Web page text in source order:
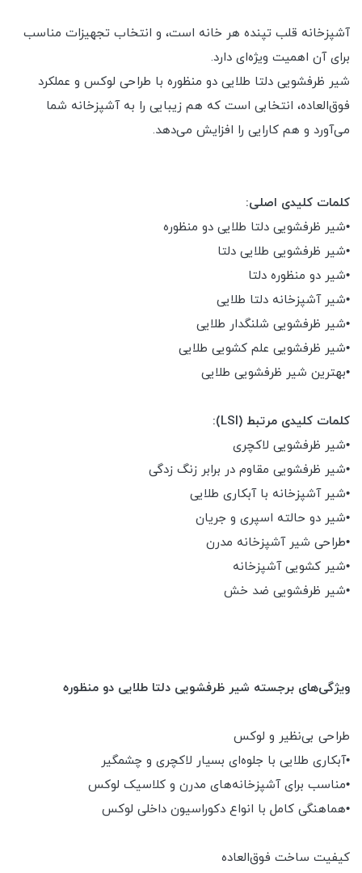
آشپزخانه قلب تپنده هر خانه است، و انتخاب تجهیزات مناسب
برای آن اهمیت ویژه‌ای دارد.
شیر ظرفشویی دلتا طلایی دو منظوره با طراحی لوکس و عملکرد
فوق‌العاده، انتخابی است که هم زیبایی را به آشپزخانه شما
می‌آورد و هم کارایی را افزایش می‌دهد.
کلمات کلیدی اصلی:
•شیر ظرفشویی دلتا طلایی دو منظوره
•شیر ظرفشویی طلایی دلتا
•شیر دو منظوره دلتا
•شیر آشپزخانه دلتا طلایی
•شیر ظرفشویی شلنگدار طلایی
•شیر ظرفشویی علم کشویی طلایی
•بهترین شیر ظرفشویی طلایی
کلمات کلیدی مرتبط (LSI):
•شیر ظرفشویی لاکچری
•شیر ظرفشویی مقاوم در برابر زنگ زدگی
•شیر آشپزخانه با آبکاری طلایی
•شیر دو حالته اسپری و جریان
•طراحی شیر آشپزخانه مدرن
•شیر کشویی آشپزخانه
•شیر ظرفشویی ضد خش
ویژگی‌های برجسته شیر ظرفشویی دلتا طلایی دو منظوره
طراحی بی‌نظیر و لوکس
•آبکاری طلایی با جلوه‌ای بسیار لاکچری و چشمگیر
•مناسب برای آشپزخانه‌های مدرن و کلاسیک لوکس
•هماهنگی کامل با انواع دکوراسیون داخلی لوکس
کیفیت ساخت فوق‌العاده